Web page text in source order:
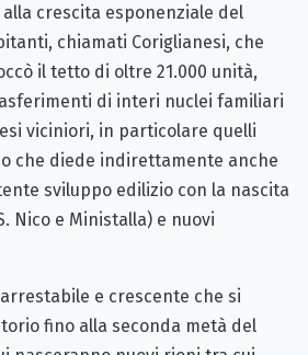
crescita esponenziale del
chiamati Coriglianesi, che
il tetto di oltre 21.000 unità,
di interi nuclei familiari
viciniori, in particolare quelli
che diede indirettamente anche
sviluppo edilizio con la nascita
Nico e Ministalla) e nuovi
e crescente che si
fino alla seconda metà del